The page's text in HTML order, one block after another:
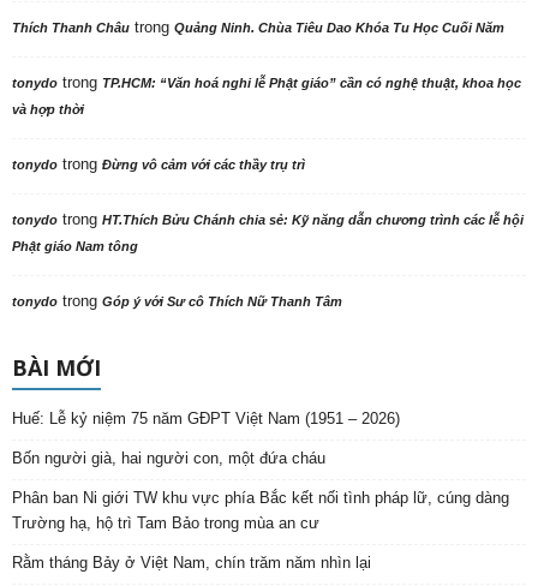
Thích Thanh Châu trong Quảng Ninh. Chùa Tiêu Dao Khóa Tu Học Cuối Năm
tonydo trong TP.HCM: “Văn hoá nghi lễ Phật giáo” cần có nghệ thuật, khoa học
và hợp thời
tonydo trong Đừng vô cảm với các thầy trụ trì
tonydo trong HT.Thích Bửu Chánh chia sẻ: Kỹ năng dẫn chương trình các lễ hội
Phật giáo Nam tông
tonydo trong Góp ý với Sư cô Thích Nữ Thanh Tâm
BÀI MỚI
Huế: Lễ kỷ niệm 75 năm GĐPT Việt Nam (1951 – 2026)
Bốn người già, hai người con, một đứa cháu
Phân ban Ni giới TW khu vực phía Bắc kết nối tình pháp lữ, cúng dàng
Trường hạ, hộ trì Tam Bảo trong mùa an cư
Rằm tháng Bảy ở Việt Nam, chín trăm năm nhìn lại